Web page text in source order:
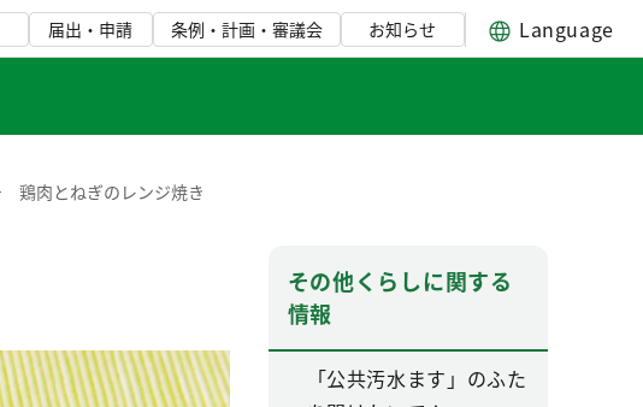
届出・申請 条例・計画・審議会 お知らせ Language
鶏肉とねぎのレンジ焼き
その他くらしに関する
情報
「公共汚水ます」のふた